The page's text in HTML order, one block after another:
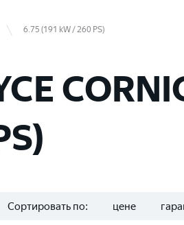
6.75 (191 kW / 260 PS)
Сортировать по: цене